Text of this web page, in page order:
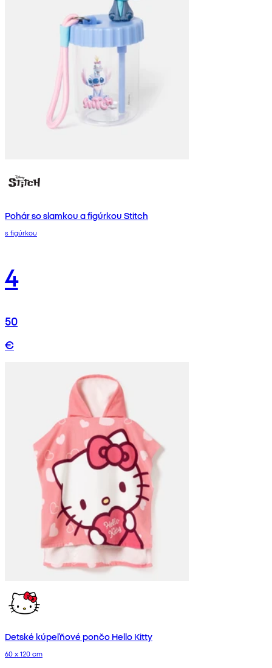
Pohár so slamkou a figúrkou Stitch
s figúrkou
4
50
€
Detské kúpeľňové pončo Hello Kitty
60 x 120 cm